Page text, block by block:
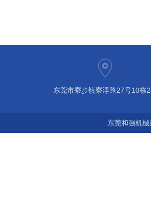
东莞市寮步镇寮浮路27号10栋
东莞和强机